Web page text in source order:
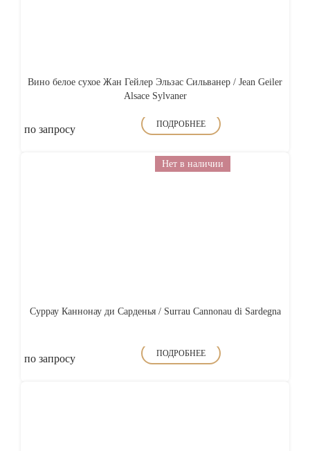
Вино белое сухое Жан Гейлер Эльзас Сильванер / Jean Geiler
Alsace Sylvaner
по запросу ПОДРОБНЕЕ
Нет в наличии
Суррау Каннонау ди Сарденья / Surrau Cannonau di Sardegna
по запросу ПОДРОБНЕЕ